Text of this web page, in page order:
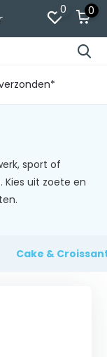
0 0
(NL)*
sport of
uit zoete en
Cake &